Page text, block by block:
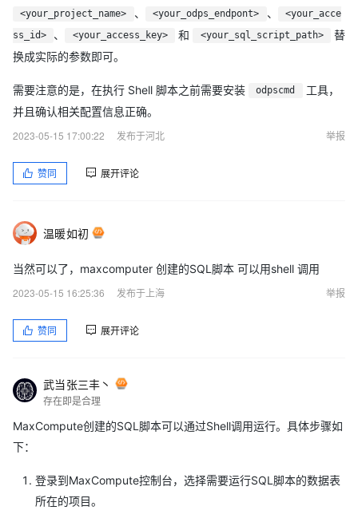
<your_project_name> 、 <your_odps_endpont> 、
<your_acce
ss_id>
、 <your_access_key> 和 <your_sql_script_path>
替
换成实际的参数即可。
需要注意的是，在执行 Shell 脚本之前需要安装 odpscmd
工具，
并且确认相关配置信息正确。
2023-05-15 17:00:22
发布于河北 举报
赞同 展开评论
温暖如初
当然可以了，maxcomputer 创建的SQL脚本 可以用shell 调用
2023-05-15 16:25:36
发布于上海 举报
赞同 展开评论
武当张三丰丶
存在即是合理
MaxCompute创建的SQL脚本可以通过Shell调用运行。具体步骤如
下：
登录到MaxCompute控制台，选择需要运行SQL脚本的数据表
所在的项目。